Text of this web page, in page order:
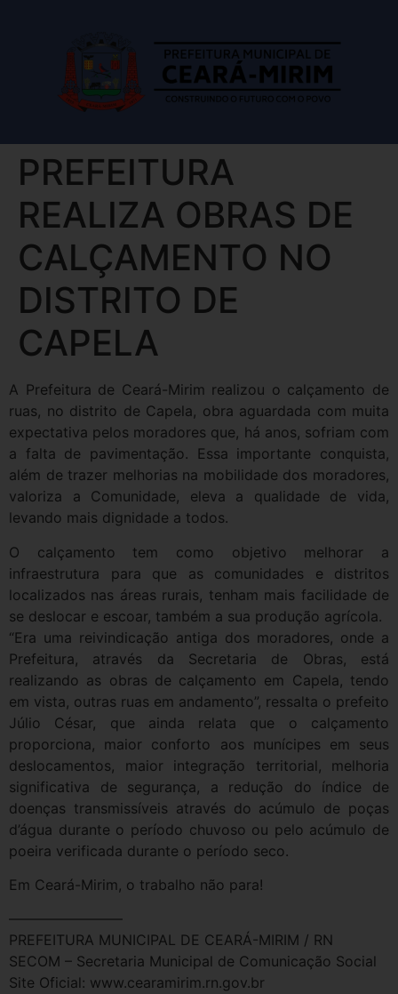
PREFEITURA
REALIZA OBRAS DE
CALÇAMENTO NO
DISTRITO DE
CAPELA
A Prefeitura de Ceará-Mirim realizou o calçamento de
ruas, no distrito de Capela, obra aguardada com muita
expectativa pelos moradores que, há anos, sofriam com
a falta de pavimentação. Essa importante conquista,
além de trazer melhorias na mobilidade dos moradores,
valoriza a Comunidade, eleva a qualidade de vida,
levando mais dignidade a todos.
O calçamento tem como objetivo melhorar a
infraestrutura para que as comunidades e distritos
localizados nas áreas rurais, tenham mais facilidade de
se deslocar e escoar, também a sua produção agrícola.
“Era uma reivindicação antiga dos moradores, onde a
Prefeitura, através da Secretaria de Obras, está
realizando as obras de calçamento em Capela, tendo
em vista, outras ruas em andamento”, ressalta o prefeito
Júlio César, que ainda relata que o calçamento
proporciona, maior conforto aos munícipes em seus
deslocamentos, maior integração territorial, melhoria
significativa de segurança, a redução do índice de
doenças transmissíveis através do acúmulo de poças
d’água durante o período chuvoso ou pelo acúmulo de
poeira verificada durante o período seco.
Em Ceará-Mirim, o trabalho não para!
————————
PREFEITURA MUNICIPAL DE CEARÁ-MIRIM / RN
SECOM – Secretaria Municipal de Comunicação Social
Site Oficial: www.cearamirim.rn.gov.br